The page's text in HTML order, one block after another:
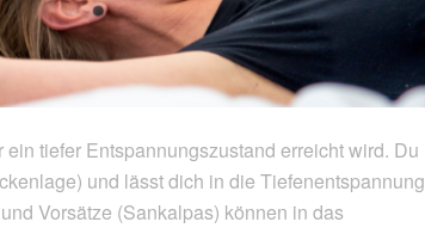
tiefer Entspannungszustand erreicht wird. Du
und lässt dich in die Tiefenentspannung
Vorsätze (Sankalpas) können in das